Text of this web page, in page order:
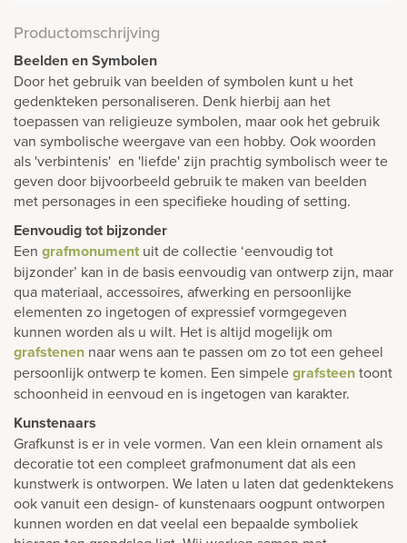
Productomschrijving
Beelden en Symbolen
Door het gebruik van beelden of symbolen kunt u het
gedenkteken personaliseren. Denk hierbij aan het
toepassen van religieuze symbolen, maar ook het gebruik
van symbolische weergave van een hobby. Ook woorden
als 'verbintenis' en 'liefde' zijn prachtig symbolisch weer te
geven door bijvoorbeeld gebruik te maken van beelden
met personages in een specifieke houding of setting.
Eenvoudig tot bijzonder
Een grafmonument uit de collectie ‘eenvoudig tot
bijzonder’ kan in de basis eenvoudig van ontwerp zijn, maar
qua materiaal, accessoires, afwerking en persoonlijke
elementen zo ingetogen of expressief vormgegeven
kunnen worden als u wilt. Het is altijd mogelijk om
grafstenen naar wens aan te passen om zo tot een geheel
persoonlijk ontwerp te komen. Een simpelegrafsteentoont
schoonheid in eenvoud en is ingetogen van karakter.
Kunstenaars
Grafkunst is er in vele vormen. Van een klein ornament als
decoratie tot een compleet grafmonument dat als een
kunstwerk is ontworpen. We laten u laten dat gedenktekens
ook vanuit een design- of kunstenaars oogpunt ontworpen
kunnen worden en dat veelal een bepaalde symboliek